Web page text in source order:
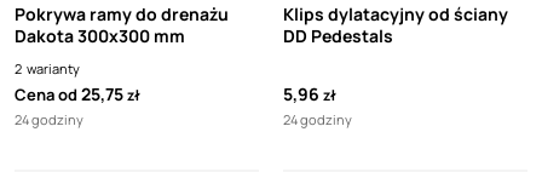
Pokrywa ramy do drenażu
Dakota 300x300 mm
2 warianty
Cena od25,75zł
24 godziny
Klips dylatacyjny od ściany
DD Pedestals
5,96 zł
24 godziny